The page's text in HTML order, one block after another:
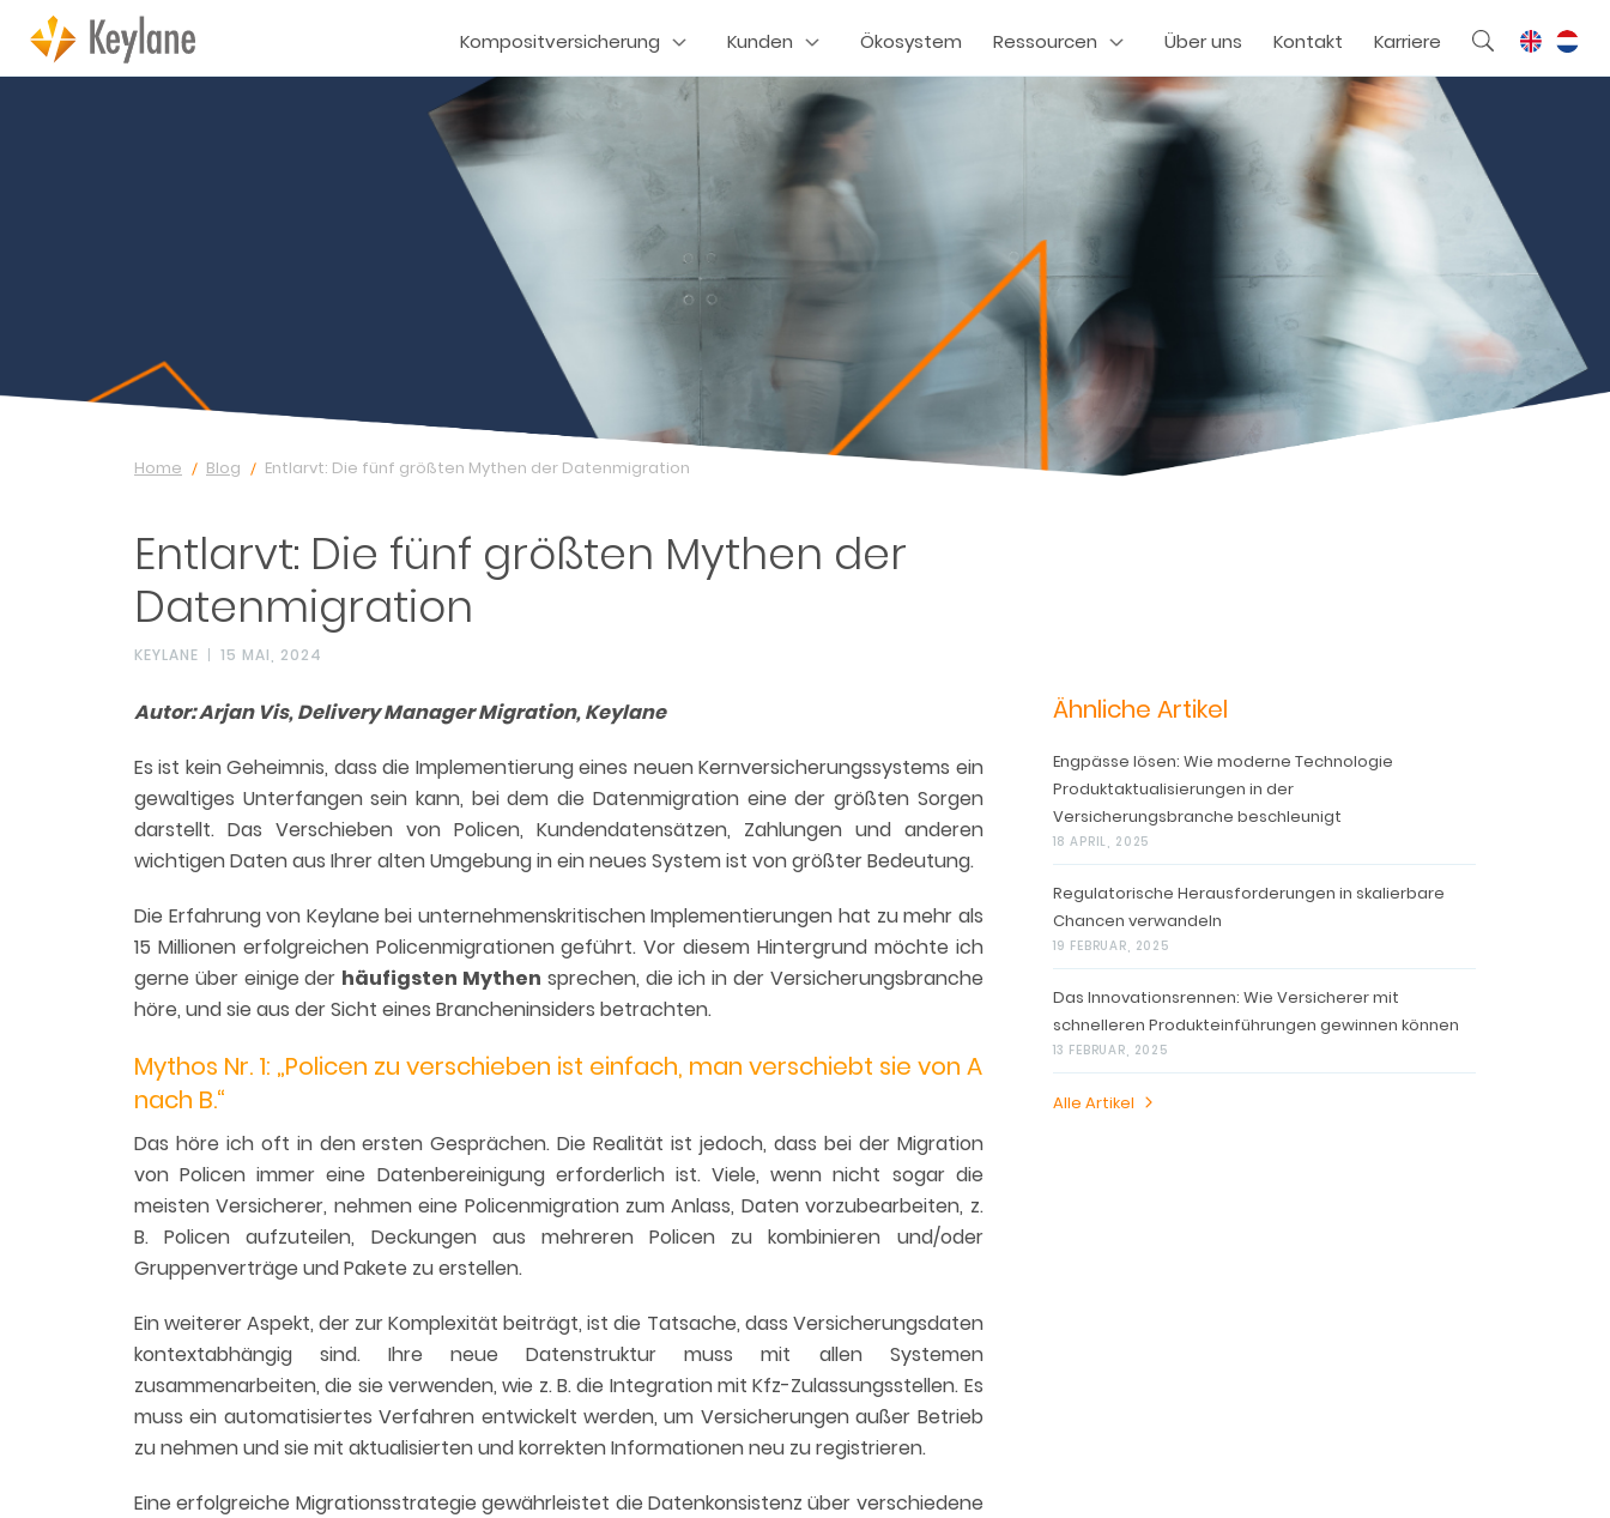
Kompositversicherung Kunden Ökosystem Ressourcen Über uns Kontakt Karriere
Home Blog Entlarvt: Die fünf größten Mythen der Datenmigration
Entlarvt: Die fünf größten Mythen der
Datenmigration
KEYLANE 15 MAI, 2024
Autor: Arjan Vis, Delivery Manager Migration, Keylane
Es ist kein Geheimnis, dass die Implementierung eines neuen Kernversicherungssystems ein
gewaltiges Unterfangen sein kann, bei dem die Datenmigration eine der größten Sorgen
darstellt. Das Verschieben von Policen, Kundendatensätzen, Zahlungen und anderen
wichtigen Daten aus Ihrer alten Umgebung in ein neues System ist von größter Bedeutung.
Die Erfahrung von Keylane bei unternehmenskritischen Implementierungen hat zu mehr als
15 Millionen erfolgreichen Policenmigrationen geführt. Vor diesem Hintergrund möchte ich
gerne über einige der häufigsten Mythen sprechen, die ich in der Versicherungsbranche
höre, und sie aus der Sicht eines Brancheninsiders betrachten.
Mythos Nr. 1: „Policen zu verschieben ist einfach, man verschiebt sie von A
nach B.“
Das höre ich oft in den ersten Gesprächen. Die Realität ist jedoch, dass bei der Migration
von Policen immer eine Datenbereinigung erforderlich ist. Viele, wenn nicht sogar die
meisten Versicherer, nehmen eine Policenmigration zum Anlass, Daten vorzubearbeiten, z.
B. Policen aufzuteilen, Deckungen aus mehreren Policen zu kombinieren und/oder
Gruppenverträge und Pakete zu erstellen.
Ein weiterer Aspekt, der zur Komplexität beiträgt, ist die Tatsache, dass Versicherungsdaten
kontextabhängig sind. Ihre neue Datenstruktur muss mit allen Systemen
zusammenarbeiten, die sie verwenden, wie z. B. die Integration mit Kfz-Zulassungsstellen. Es
muss ein automatisiertes Verfahren entwickelt werden, um Versicherungen außer Betrieb
zu nehmen und sie mit aktualisierten und korrekten Informationen neu zu registrieren.
Eine erfolgreiche Migrationsstrategie gewährleistet die Datenkonsistenz über verschiedene
Ähnliche Artikel
Engpässe lösen: Wie moderne Technologie
Produktaktualisierungen in der
Versicherungsbranche beschleunigt
18 APRIL, 2025
Regulatorische Herausforderungen in skalierbare
Chancen verwandeln
19 FEBRUAR, 2025
Das Innovationsrennen: Wie Versicherer mit
schnelleren Produkteinführungen gewinnen können
13 FEBRUAR, 2025
Alle Artikel